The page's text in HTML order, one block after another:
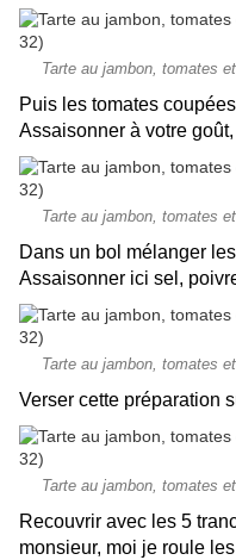
Tarte au jambon, tomates
Puis les tomates
Assaisonner à votre
Tarte au jambon, tomates
Dans un bol mélanger
Assaisonner ici sel,
Tarte au jambon, tomates
Verser cette préparation
Tarte au jambon, tomates
Recouvrir avec les 5
monsieur, moi je roule